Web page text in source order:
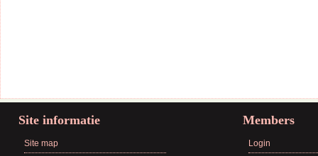
Site informatie
Site map
Members
Login